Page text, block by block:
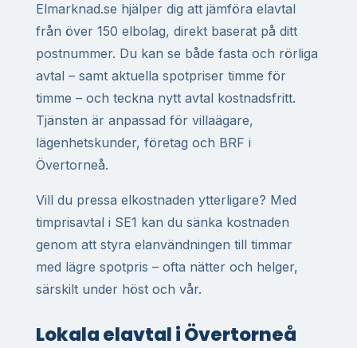
Elmarknad.se hjälper dig att jämföra elavtal
från över 150 elbolag, direkt baserat på ditt
postnummer. Du kan se både fasta och rörliga
avtal – samt aktuella spotpriser timme för
timme – och teckna nytt avtal kostnadsfritt.
Tjänsten är anpassad för villaägare,
lägenhetskunder, företag och BRF i
Övertorneå.
Vill du pressa elkostnaden ytterligare? Med
timprisavtal i SE1 kan du sänka kostnaden
genom att styra elanvändningen till timmar
med lägre spotpris – ofta nätter och helger,
särskilt under höst och vår.
Lokala elavtal i Övertorneå